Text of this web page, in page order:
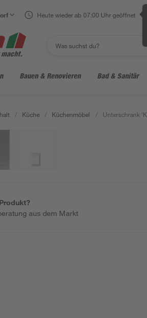
Heute wieder ab 07:00 Uhr geöffnet
Bauen & Renovieren Bad & Sanitär
/ Küche / Küchenmöbel / Unterschrank
aus dem Markt